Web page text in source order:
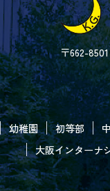
〒662-
幼稚園 初等部
大阪インターナ